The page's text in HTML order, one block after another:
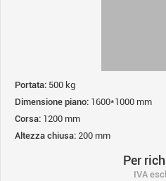
Portata: 500 kg
Dimensione piano: 1600*1000 mm
Corsa: 1200 mm
Altezza chiusa: 200 mm
Per
IVA